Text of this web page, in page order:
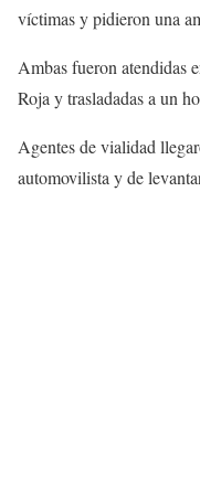
víctimas y pidieron una
Ambas fueron atendidas
Roja y trasladadas a un
Agentes de vialidad
automovilista y de